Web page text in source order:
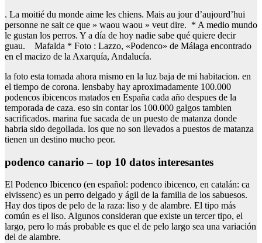
. La moitié du monde aime les chiens. Mais au jour d’aujourd’hui
personne ne sait ce que » waou waou » veut dire. * A medio mundo
le gustan los perros. Y a día de hoy nadie sabe qué quiere decir
guau. Mafalda * Foto : Lazzo, «Podenco» de Málaga encontrado
en el macizo de la Axarquía, Andalucía.
la foto esta tomada ahora mismo en la luz baja de mi habitacion. en
el tiempo de corona. lensbaby hay aproximadamente 100.000
podencos ibicencos matados en España cada año despues de la
temporada de caza. eso sin contar los 100.000 galgos tambien
sacrificados. marina fue sacada de un puesto de matanza donde
habria sido degollada. los que no son llevados a puestos de matanza
tienen un destino mucho peor.
podenco canario – top 10 datos interesantes
El Podenco Ibicenco (en español: podenco ibicenco, en catalán: ca
eivissenc) es un perro delgado y ágil de la familia de los sabuesos.
Hay dos tipos de pelo de la raza: liso y de alambre. El tipo más
común es el liso. Algunos consideran que existe un tercer tipo, el
largo, pero lo más probable es que el de pelo largo sea una variación
del de alambre.